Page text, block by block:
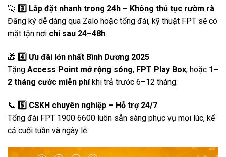
🚀 3️⃣ Lắp đặt nhanh trong 24h – Không thủ tục rườm rà
Đăng ký dễ dàng qua Zalo hoặc tổng đài, kỹ thuật FPT sẽ có
mặt tận nơi chỉ sau 24–48h.
🎁 4️⃣ Ưu đãi lớn nhất Bình Dương 2025
Tặng Access Point mở rộng sóng, FPT Play Box, hoặc 1–
2 tháng cước miễn phíkhi trả trước 6–12 tháng.
📞 5️⃣ CSKH chuyên nghiệp – Hỗ trợ 24/7
Tổng đài FPT 1900 6600 luôn sẵn sàng phục vụ mọi lúc, kể
cả cuối tuần và ngày lễ.